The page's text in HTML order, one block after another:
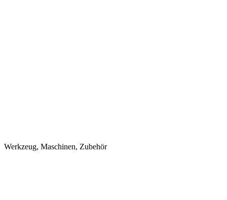
Werkzeug, Maschinen, Zubehör